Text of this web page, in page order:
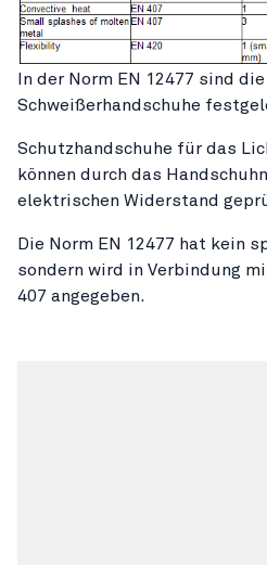
In der Norm EN 12477 sind
Schweißerhandschuhe
Schutzhandschuhe für das
können durch das
elektrischen Widerstand
Die Norm EN 12477 hat kein
sondern wird in Verbindung
407 angegeben.